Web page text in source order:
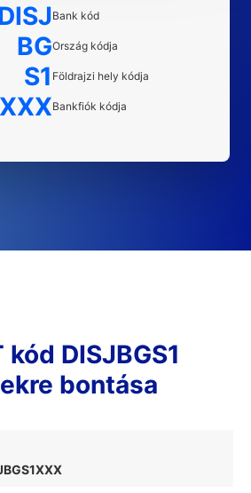
Bank kód
BGOrszág kódja
S1 Földrajzi hely kódja
XXXBankfiók kódja
kód DISJBGS1
bontása